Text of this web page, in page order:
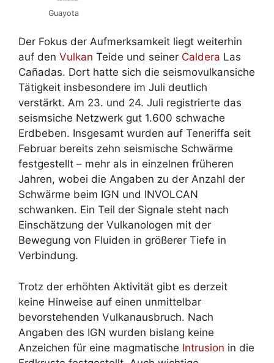
Guayota
Der Fokus der Aufmerksamkeit liegt weiterhin
auf den Vulkan Teide und seiner Caldera Las
Cañadas. Dort hatte sich die seismovulkansiche
Tätigkeit insbesondere im Juli deutlich
verstärkt. Am 23. und 24. Juli registrierte das
seismsiche Netzwerk gut 1.600 schwache
Erdbeben. Insgesamt wurden auf Teneriffa seit
Februar bereits zehn seismische Schwärme
festgestellt – mehr als in einzelnen früheren
Jahren, wobei die Angaben zu der Anzahl der
Schwärme beim IGN und INVOLCAN
schwanken. Ein Teil der Signale steht nach
Einschätzung der Vulkanologen mit der
Bewegung von Fluiden in größerer Tiefe in
Verbindung.
Trotz der erhöhten Aktivität gibt es derzeit
keine Hinweise auf einen unmittelbar
bevorstehenden Vulkanausbruch. Nach
Angaben des IGN wurden bislang keine
Anzeichen für eine magmatische Intrusion in die